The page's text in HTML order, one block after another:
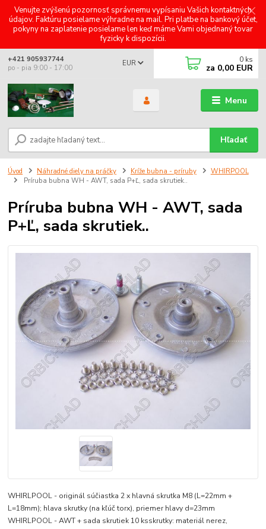
Venujte zvýšenú pozornosť správnemu vypísaniu Vašich kontaktných
údajov. Faktúru posielame výhradne na mail. Pri platbe na bankový účet,
pokyny na zaplatenie posielame len keď máme Vami objednaný tovar
fyzicky k dispozícii.
Menu
EUR
Hľadať
+421 905937744
po - pia 9:00 - 17:00
0 ks
za 0,00 EUR
Úvod Náhradné diely na práčky Kríže bubna - príruby
WHIRPOOL
Príruba bubna WH - AWT, sada P+Ľ, sada skrutiek..
Príruba bubna WH - AWT, sada
P+Ľ, sada skrutiek..
WHIRLPOOL - originál súčiastka 2 x hlavná skrutka M8 (L=22mm +
L=18mm); hlava skrutky (na kľúč torx), priemer hlavy d=23mm
WHIRLPOOL - AWT + sada skrutiek 10 ksskrutky: materiál nerez,